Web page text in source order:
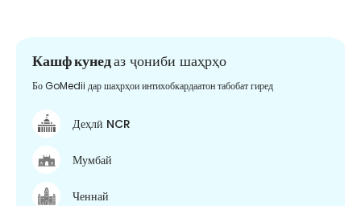
Кашф кунедаз ҷониби шаҳрҳо
Бо GoMedii дар шаҳрҳои интихобкардаатон табобат гиред
Деҳлӣ NCR
Мумбай
Ченнай